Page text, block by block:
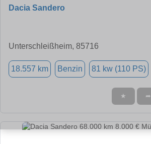
Dacia Sandero
Unterschleißheim, 85716
18.557 km Benzin 81 kw (110 PS)
★ ➦